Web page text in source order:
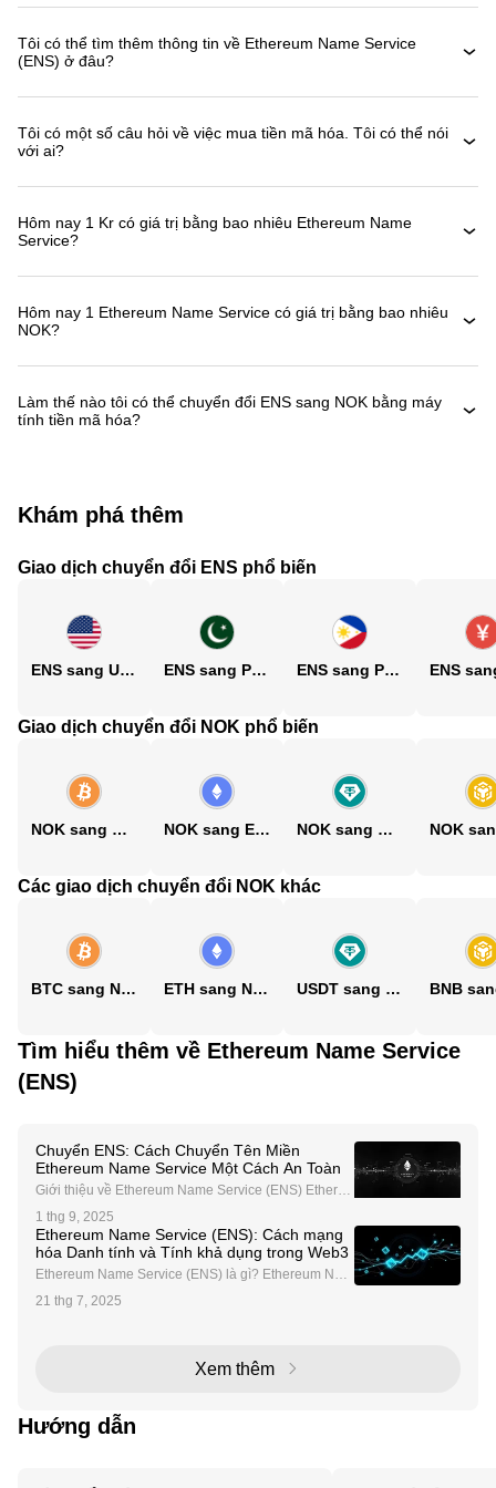
Tôi có thể tìm thêm thông tin về Ethereum Name Service
(ENS) ở đâu?
Tôi có một số câu hỏi về việc mua tiền mã hóa. Tôi có thể nói
với ai?
Hôm nay 1 Kr có giá trị bằng bao nhiêu Ethereum Name
Service?
Hôm nay 1 Ethereum Name Service có giá trị bằng bao nhiêu
NOK?
Làm thế nào tôi có thể chuyển đổi ENS sang NOK bằng máy
tính tiền mã hóa?
Khám phá thêm
Giao dịch chuyển đổi ENS phổ biến
ENS sang USD ENS sang PKR ENS sang PHP
Giao dịch chuyển đổi NOK phổ biến
NOK sang BTC NOK sang ETH NOK sang USDT
Các giao dịch chuyển đổi NOK khác
BTC sang NOK ETH sang NOK USDT sang NOK
Tìm hiểu thêm về Ethereum Name Service
(ENS)
Chuyển ENS: Cách Chuyển Tên Miền
Ethereum Name Service Một Cách An Toàn
Giới thiệu về Ethereum Name Service (ENS) Ethereu
m Name Service (ENS) đang cách mạng hóa khả nă
ng sử dụng blockchain bằng cách biến các địa chỉ ví
phức tạp, mã giao dịch và các định danh máy đọc kh
ác
1 thg 9, 2025
Ethereum Name Service (ENS): Cách mạng
hóa Danh tính và Tính khả dụng trong Web3
Ethereum Name Service (ENS) là gì? Ethereum Nam
e Service (ENS) là một hệ thống đặt tên miền phi tập
trung được xây dựng trên blockchain Ethereum. ENS
21 thg 7, 2025
Xem thêm
Hướng dẫn